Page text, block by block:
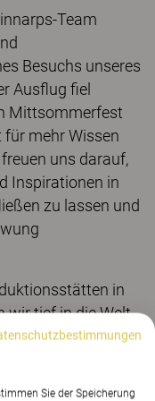
Team
Besuchs unseres
Ausflug fiel
Mittsommerfest
für mehr Wissen
uns darauf,
Inspirationen in
zu lassen und
in
wir tief in die Welt
Raumakustik ein
Bereichen
Sie der Speicherung